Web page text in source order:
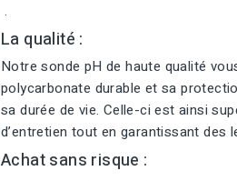
.
La qualité :
Notre sonde pH de haute qualité
polycarbonate durable et sa
sa durée de vie. Celle-ci est ainsi
d’entretien tout en garantissant
Achat sans risque :